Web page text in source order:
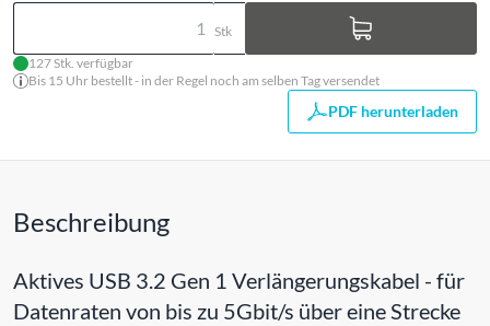
Stk
127 Stk. verfügbar
Bis 15 Uhr bestellt - in der Regel noch am selben Tag versendet
PDF herunterladen
Beschreibung
Aktives USB 3.2 Gen 1 Verlängerungskabel - für
Datenraten von bis zu 5Gbit/s über eine Strecke